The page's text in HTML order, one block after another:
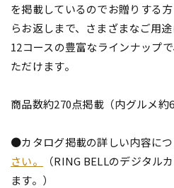
を掲載しているのでお贈りする
らお返しまで、さまざまなご用
12コースの豊富なラインナップ
ただけます。
商品数約270点掲載（内グルメ約
●カタログ掲載の詳しい内容につ
さい。
（RING BELLのデジタル
ます。）